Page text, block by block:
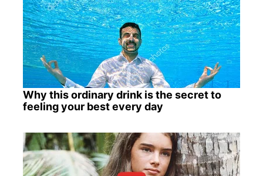
Why this ordinary drink is the secret to
feeling your best every day